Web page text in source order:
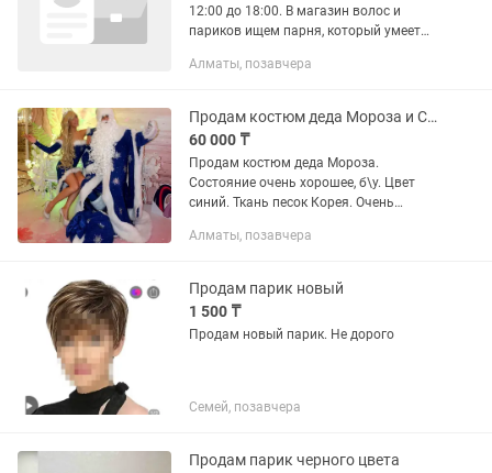
12:00 до 18:00. В магазин волос и
париков ищем парня, который умеет
замечает интересные моменты и
Алматы, позавчера
Продам костюм деда Мороза и Снегурочки
60 000 ₸
Продам костюм деда Мороза.
Состояние очень хорошее, б\у. Цвет
синий. Ткань песок Корея. Очень
обклеены блестящими снежинками и
чистые....
Алматы, позавчера
Продам парик новый
1 500 ₸
Продам новый парик. Не дорого
Семей, позавчера
Продам парик черного цвета